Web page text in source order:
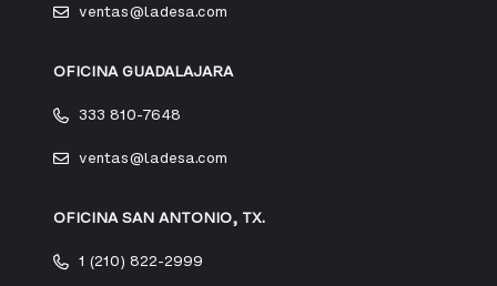
ventas@ladesa.com
OFICINA GUADALAJARA
333 810-7648
ventas@ladesa.com
OFICINA SAN ANTONIO, TX.
1 (210) 822-2999